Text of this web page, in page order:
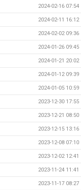
2024-02-16 07:54
2024-02-11 16:12
2024-02-02 09:36
2024-01-26 09:45
2024-01-21 20:02
2024-01-12 09:39
2024-01-05 10:59
2023-12-30 17:55
2023-12-21 08:50
2023-12-15 13:16
2023-12-08 07:10
2023-12-02 12:41
2023-11-24 11:41
2023-11-17 08:27